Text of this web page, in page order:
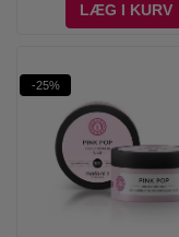
LÆG I KURV
-25%